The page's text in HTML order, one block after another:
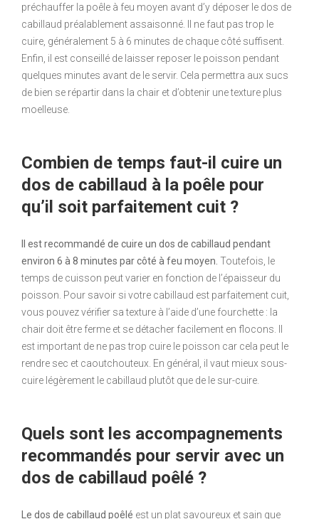
préchauffer la poêle à feu moyen avant d’y déposer le dos de
cabillaud préalablement assaisonné. Il ne faut pas trop le
cuire, généralement 5 à 6 minutes de chaque côté suffisent.
Enfin, il est conseillé de laisser reposer le poisson pendant
quelques minutes avant de le servir. Cela permettra aux sucs
de bien se répartir dans la chair et d’obtenir une texture plus
moelleuse.
Combien de temps faut-il cuire un
dos de cabillaud à la poêle pour
qu’il soit parfaitement cuit ?
Il est recommandé de cuire un dos de cabillaud pendant
environ 6 à 8 minutes par côté à feu moyen. Toutefois, le
temps de cuisson peut varier en fonction de l’épaisseur du
poisson. Pour savoir si votre cabillaud est parfaitement cuit,
vous pouvez vérifier sa texture à l’aide d’une fourchette : la
chair doit être ferme et se détacher facilement en flocons. Il
est important de ne pas trop cuire le poisson car cela peut le
rendre sec et caoutchouteux. En général, il vaut mieux sous-
cuire légèrement le cabillaud plutôt que de le sur-cuire.
Quels sont les accompagnements
recommandés pour servir avec un
dos de cabillaud poêlé ?
Le dos de cabillaud poêlé est un plat savoureux et sain que